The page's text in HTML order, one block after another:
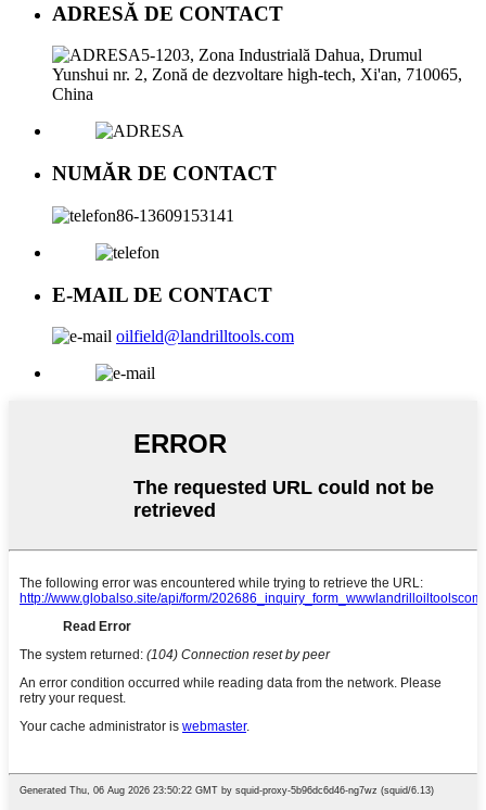
ADRESĂ DE CONTACT
5-1203, Zona Industrială Dahua, Drumul
Yunshui nr. 2, Zonă de dezvoltare high-tech, Xi'an, 710065,
China
NUMĂR DE CONTACT
86-13609153141
E-MAIL DE CONTACT
oilfield@landrilltools.com